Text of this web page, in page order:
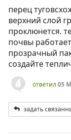
перец
верхний слой
проклюнется.
почвы
прозрачный
создайте
ответил 05
задать